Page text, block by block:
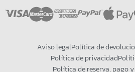
Aviso legalPolítica de
Política de privacidad
Política de reserva, pago